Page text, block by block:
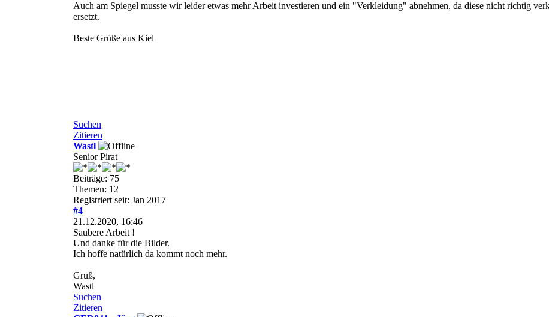
Auch am Spiegel musste wir leider etwas mehr Arbeit investieren und ein "Verkleidung" abnehmen, da diese nicht richtig
ersetzt.
Beste Grüße aus Kiel
Suchen
Zitieren
Wastl
Senior Pirat
Beiträge: 75
Themen: 12
Registriert seit: Jan 2017
#4
21.12.2020, 16:46
Saubere Arbeit !
Und danke für die Bilder.
Ich hoffe natürlich da kommt noch mehr.
Gruß,
Wastl
Suchen
Zitieren